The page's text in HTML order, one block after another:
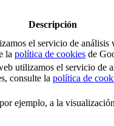
Descripción
el servicio de
la política de cookies de
utilizamos el servicio
consulte la política de
ejemplo, a la